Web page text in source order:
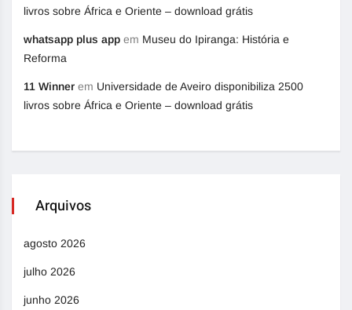
livros sobre África e Oriente – download grátis
whatsapp plus app em Museu do Ipiranga: História e
Reforma
11 Winner em Universidade de Aveiro disponibiliza 2500
livros sobre África e Oriente – download grátis
Arquivos
agosto 2026
julho 2026
junho 2026